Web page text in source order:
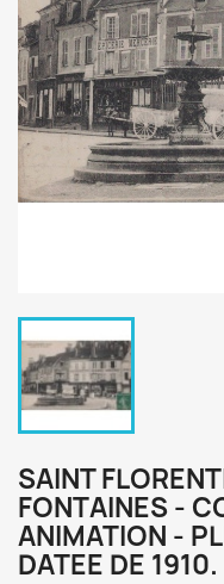
SAINT
FONTAINES -
ANIMATION -
DATEE DE 1910.